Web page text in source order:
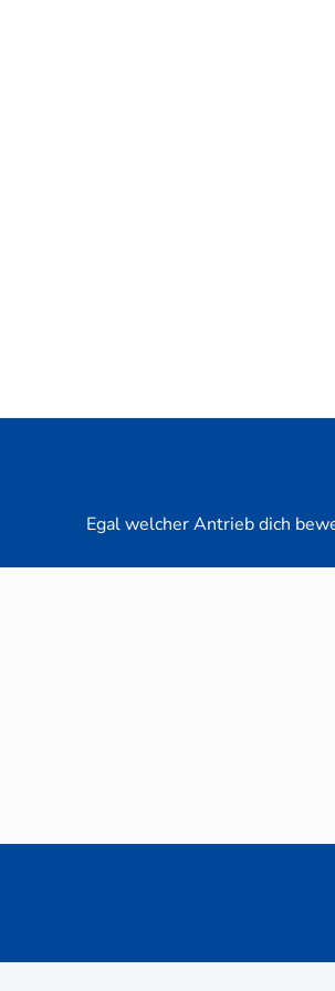
Egal welcher Antrieb dich